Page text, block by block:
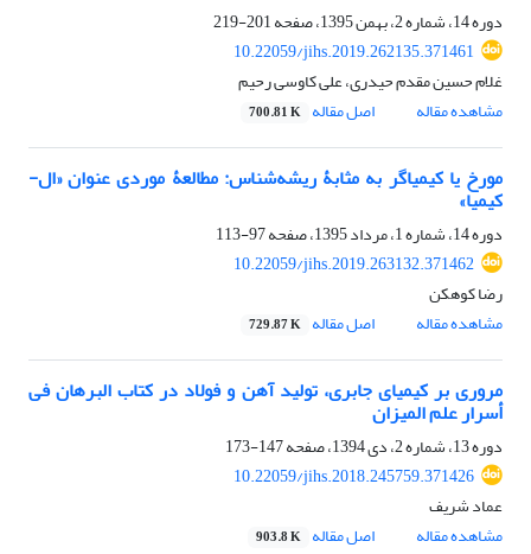
دوره 14، شماره 2، بهمن 1395، صفحه
201-219
10.22059/jihs.2019.262135.371461
غلام حسین مقدم حیدری، علی کاوسی رحیم
مشاهده مقاله
اصل مقاله 700.81 K
مورخ یا کیمیاگر به مثابۀ ریشه‌شناس: مطالعۀ موردی عنوان «ال-
کیمیا»
دوره 14، شماره 1، مرداد 1395، صفحه
97-113
10.22059/jihs.2019.263132.371462
رضا کوهکن
مشاهده مقاله
اصل مقاله 729.87 K
مروری بر کیمیای جابری، تولید آهن و فولاد در کتاب البرهان فی
أسرار علم المیزان
دوره 13، شماره 2، دی 1394، صفحه
147-173
10.22059/jihs.2018.245759.371426
عماد شریف
مشاهده مقاله
اصل مقاله 903.8 K